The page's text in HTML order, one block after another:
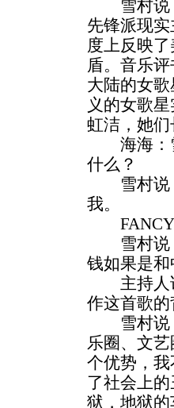
雪村说：
先锋派现
度上反映
盾。音乐
大陆的女
义的女歌
虹洁，她
海海：雪
什么？
雪村说：
我。
雪村说：
钱如果是
主持人说
作这首歌的
雪村说：
乐圈、文
个优势，
了社会上
狱，地狱